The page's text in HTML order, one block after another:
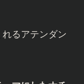
るアテンダン